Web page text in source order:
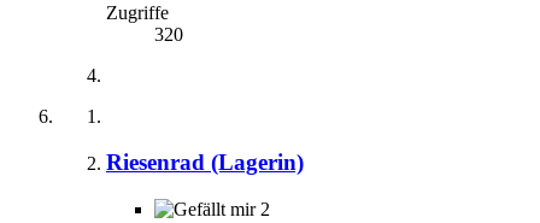
Zugriffe
320
Riesenrad (Lagerin)
2